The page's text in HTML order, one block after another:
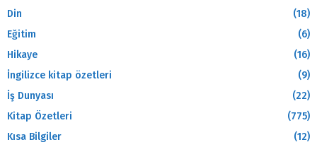
Din
(18)
Eğitim
(6)
Hikaye
(16)
İngilizce kitap özetleri
(9)
İş Dunyası
(22)
Kitap Özetleri
(775)
Kısa Bilgiler
(12)